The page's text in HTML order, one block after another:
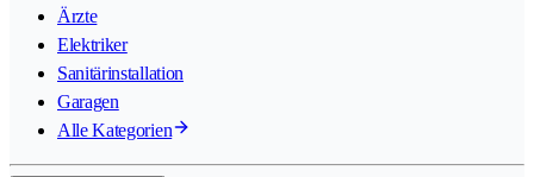
Ärzte
Elektriker
Sanitärinstallation
Garagen
Alle Kategorien